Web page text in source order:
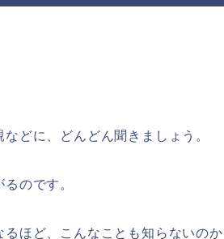
どに、どんどん聞きましょう。
のです。
ほど、こんなことも知らないのか